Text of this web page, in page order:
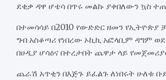
ደቂቃ ዳዋ ሆቴሳ በጥሩ መልኩ ያቀበለውን ኳስ
በተመሳሳይ በ2010 የውድድር ዘመን
ግብ አስቆጣሪ የነበረው ኦኪኪ አፎላቢም ዳግም
በሀዲያ ሆሳዕና በተረታበት ጨዋታ ላይ
ጨራሽ አጥቂን በእጅጉ ይፈልጉ ለነበሩት ሁለቱ